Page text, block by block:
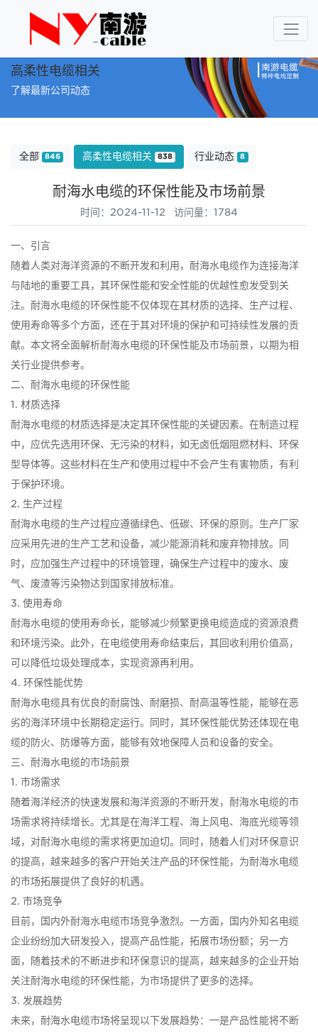
高柔性电缆相关
了解最新公司动态
全部 846 高柔性电缆相关 838 行业动态 8
耐海水电缆的环保性能及市场前景
时间：2024-11-12 访问量：1784
一、引言
随着人类对海洋资源的不断开发和利用，耐海水电缆作为连接海洋
与陆地的重要工具，其环保性能和安全性能的优越性愈发受到关
注。耐海水电缆的环保性能不仅体现在其材质的选择、生产过程、
使用寿命等多个方面，还在于其对环境的保护和可持续性发展的贡
献。本文将全面解析耐海水电缆的环保性能及市场前景，以期为相
关行业提供参考。
二、耐海水电缆的环保性能
1. 材质选择
耐海水电缆的材质选择是决定其环保性能的关键因素。在制造过程
中，应优先选用环保、无污染的材料，如无卤低烟阻燃材料、环保
型导体等。这些材料在生产和使用过程中不会产生有害物质，有利
于保护环境。
2. 生产过程
耐海水电缆的生产过程应遵循绿色、低碳、环保的原则。生产厂家
应采用先进的生产工艺和设备，减少能源消耗和废弃物排放。同
时，应加强生产过程中的环境管理，确保生产过程中的废水、废
气、废渣等污染物达到国家排放标准。
3. 使用寿命
耐海水电缆的使用寿命长，能够减少频繁更换电缆造成的资源浪费
和环境污染。此外，在电缆使用寿命结束后，其回收利用价值高，
可以降低垃圾处理成本，实现资源再利用。
4. 环保性能优势
耐海水电缆具有优良的耐腐蚀、耐磨损、耐高温等性能，能够在恶
劣的海洋环境中长期稳定运行。同时，其环保性能优势还体现在电
缆的防火、防爆等方面，能够有效地保障人员和设备的安全。
三、耐海水电缆的市场前景
1. 市场需求
随着海洋经济的快速发展和海洋资源的不断开发，耐海水电缆的市
场需求将持续增长。尤其是在海洋工程、海上风电、海底光缆等领
域，对耐海水电缆的需求将更加迫切。同时，随着人们对环保意识
的提高，越来越多的客户开始关注产品的环保性能，为耐海水电缆
的市场拓展提供了良好的机遇。
2. 市场竞争
目前，国内外耐海水电缆市场竞争激烈。一方面，国内外知名电缆
企业纷纷加大研发投入，提高产品性能，拓展市场份额；另一方
面，随着技术的不断进步和环保意识的提高，越来越多的企业开始
关注耐海水电缆的环保性能，为市场提供了更多的选择。
3. 发展趋势
未来，耐海水电缆市场将呈现以下发展趋势：一是产品性能将不断